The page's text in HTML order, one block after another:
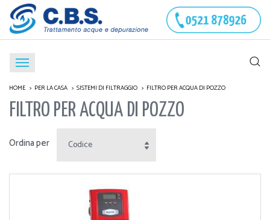
HOME PER LA CASA SISTEMI DI FILTRAGGIO FILTRO PER ACQUA DI POZZO
FILTRO PER ACQUA DI POZZO
Ordina per